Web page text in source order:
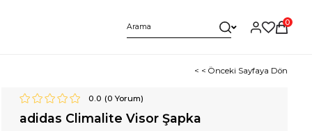
0
< < Önceki Sayfaya Dön
0.0 (0 Yorum)
adidas Climalite Visor Şapka